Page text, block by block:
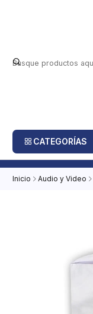
CATEGORÍAS
Inicio Audio y Video